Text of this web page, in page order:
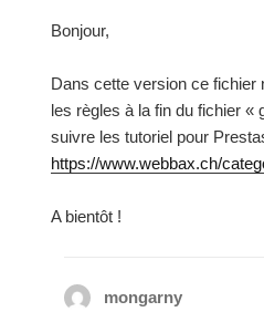
Bonjour,
Dans cette version ce fichier
les règles à la fin du fichier «
suivre les tutoriel pour
https://www.webbax.ch/
A bientôt !
mongarny